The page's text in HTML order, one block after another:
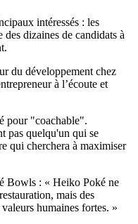
intéressés : les
dizaines de candidats à
du développement chez
à l’écoute et
pour "coachable".
pas quelqu'un qui se
qui cherchera à maximiser
Bowls : « Heiko Poké ne
mais des
humaines fortes. »